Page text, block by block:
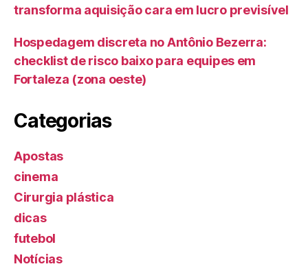
transforma aquisição cara em lucro previsível
Hospedagem discreta no Antônio Bezerra:
checklist de risco baixo para equipes em
Fortaleza (zona oeste)
Categorias
Apostas
cinema
Cirurgia plástica
dicas
futebol
Notícias